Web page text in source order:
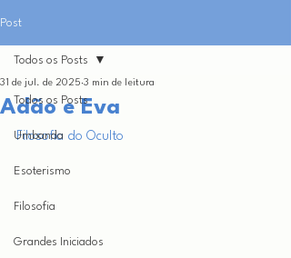
Post
Todos os Posts
Umbanda
Esoterismo
Filosofia
Grandes Iniciados
Todos os Posts
Adão e Eva
31 de jul. de 2025 3 min de leitura
Filosofia do Oculto